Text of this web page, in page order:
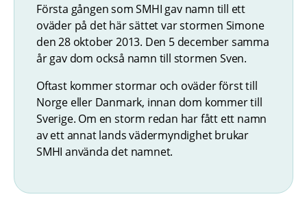
Första gången som SMHI gav namn till ett
oväder på det här sättet var stormen Simone
den 28 oktober 2013. Den 5 december samma
år gav dom också namn till stormen Sven.
Oftast kommer stormar och oväder först till
Norge eller Danmark, innan dom kommer till
Sverige. Om en storm redan har fått ett namn
av ett annat lands vädermyndighet brukar
SMHI använda det namnet.